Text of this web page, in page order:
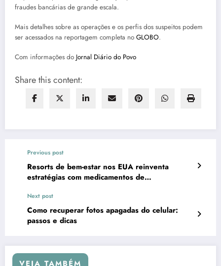
fraudes bancárias de grande escala.
Mais detalhes sobre as operações e os perfis dos suspeitos podem
ser acessados na reportagem completa no GLOBO.
Com informações do Jornal Diário do Povo
Share this content:
Previous post
Resorts de bem-estar nos EUA reinventa
estratégias com medicamentos de
Next post
Como recuperar fotos apagadas do celular:
passos e dicas
VEJA TAMBÉM